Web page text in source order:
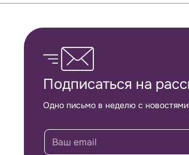
Обратная связь
Подписаться на
Одно письмо в неделю с